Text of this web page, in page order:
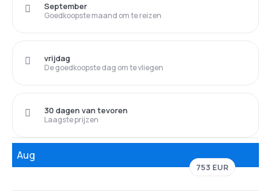
Goedkoopste maand om te reizen
September
De goedkoopste dag om te vliegen
vrijdag
Laagste prijzen
30 dagen van tevoren
Aug
753 EUR